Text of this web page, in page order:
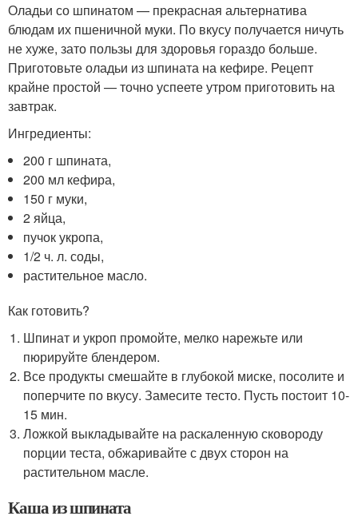
Оладьи со шпинатом — прекрасная альтернатива
блюдам их пшеничной муки. По вкусу получается ничуть
не хуже, зато пользы для здоровья гораздо больше.
Приготовьте оладьи из шпината на кефире. Рецепт
крайне простой — точно успеете утром приготовить на
завтрак.
Ингредиенты:
200 г шпината,
200 мл кефира,
150 г муки,
2 яйца,
пучок укропа,
1/2 ч. л. соды,
растительное масло.
Как готовить?
Шпинат и укроп промойте, мелко нарежьте или
пюрируйте блендером.
Все продукты смешайте в глубокой миске, посолите и
поперчите по вкусу. Замесите тесто. Пусть постоит 10-
15 мин.
Ложкой выкладывайте на раскаленную сковороду
порции теста, обжаривайте с двух сторон на
растительном масле.
Каша из шпината